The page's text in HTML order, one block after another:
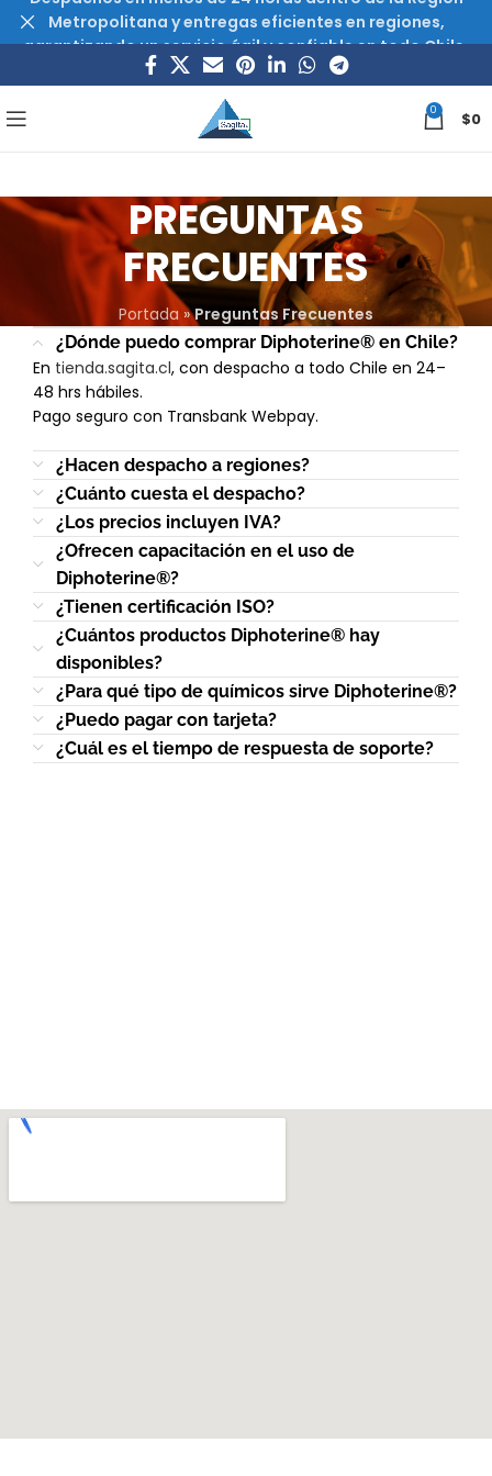
0 $0
PREGUNTAS
FRECUENTES
Portada »Preguntas Frecuentes
¿Dónde puedo comprar Diphoterine® en Chile?
En tienda.sagita.cl, con despacho a todo Chile en 24–
48 hrs hábiles.
Pago seguro con Transbank Webpay.
¿Hacen despacho a regiones?
¿Cuánto cuesta el despacho?
¿Los precios incluyen IVA?
¿Ofrecen capacitación en el uso de
Diphoterine®?
¿Tienen certificación ISO?
¿Cuántos productos Diphoterine® hay
disponibles?
¿Para qué tipo de químicos sirve Diphoterine®?
¿Puedo pagar con tarjeta?
¿Cuál es el tiempo de respuesta de soporte?
Metropolitana y entregas eficientes en regiones,
garantizando un servicio ágil y confiable en todo Chile.